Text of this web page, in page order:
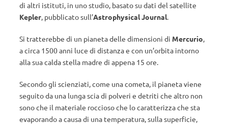
di altri istituti, in uno studio, basato su dati del satellite
Kepler, pubblicato sull’Astrophysical Journal.
Si tratterebbe di un pianeta delle dimensioni di Mercurio,
a circa 1500 anni luce di distanza e con un’orbita intorno
alla sua calda stella madre di appena 15 ore.
Secondo gli scienziati, come una cometa, il pianeta viene
seguito da una lunga scia di polveri e detriti che altro non
sono che il materiale roccioso che lo caratterizza che sta
evaporando a causa di una temperatura, sulla superficie,